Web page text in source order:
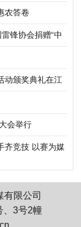
农答卷
锋协会捐赠“中
动颁奖典礼在江
会举行
齐竞技 以赛为媒
限公司
、3号2幢